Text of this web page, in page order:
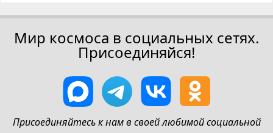
Мир космоса в социальных сетях.
Присоединяйся!
Присоединяйтесь к нам в своей любимой социальной